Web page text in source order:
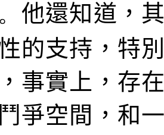
他還知道，
的支持，特
事實上，存
爭空間，和